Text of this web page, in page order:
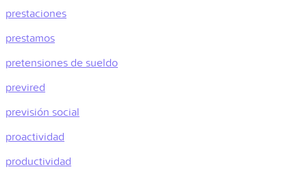
prestaciones
prestamos
pretensiones de sueldo
previred
previsión social
proactividad
productividad